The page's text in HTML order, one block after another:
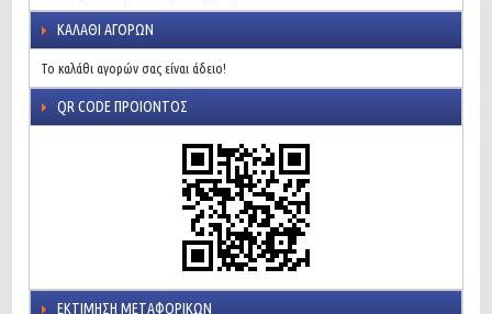
ΚΑΛΆΘΙ ΑΓΟΡΏΝ
Το καλάθι αγορών σας είναι άδειο!
QR CODE ΠΡΟΙΌΝΤΟΣ
ΕΚΤΊΜΗΣΗ ΜΕΤΑΦΟΡΙΚΏΝ